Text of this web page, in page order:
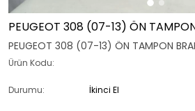
PEUGEOT 308 (07-13) ÖN
PEUGEOT 308 (07-13) ÖN TAMPON
Ürün Kodu:
Durumu: İkinci El